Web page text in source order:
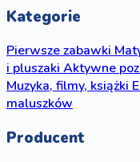
Kategorie
Pierwsze zabawki
i pluszakiAktywne
Muzyka, filmy, książki
maluszków
Producent